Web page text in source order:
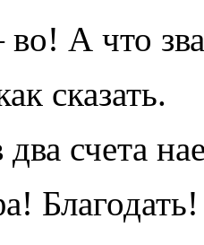
А что
сказать.
счета
Благодать!